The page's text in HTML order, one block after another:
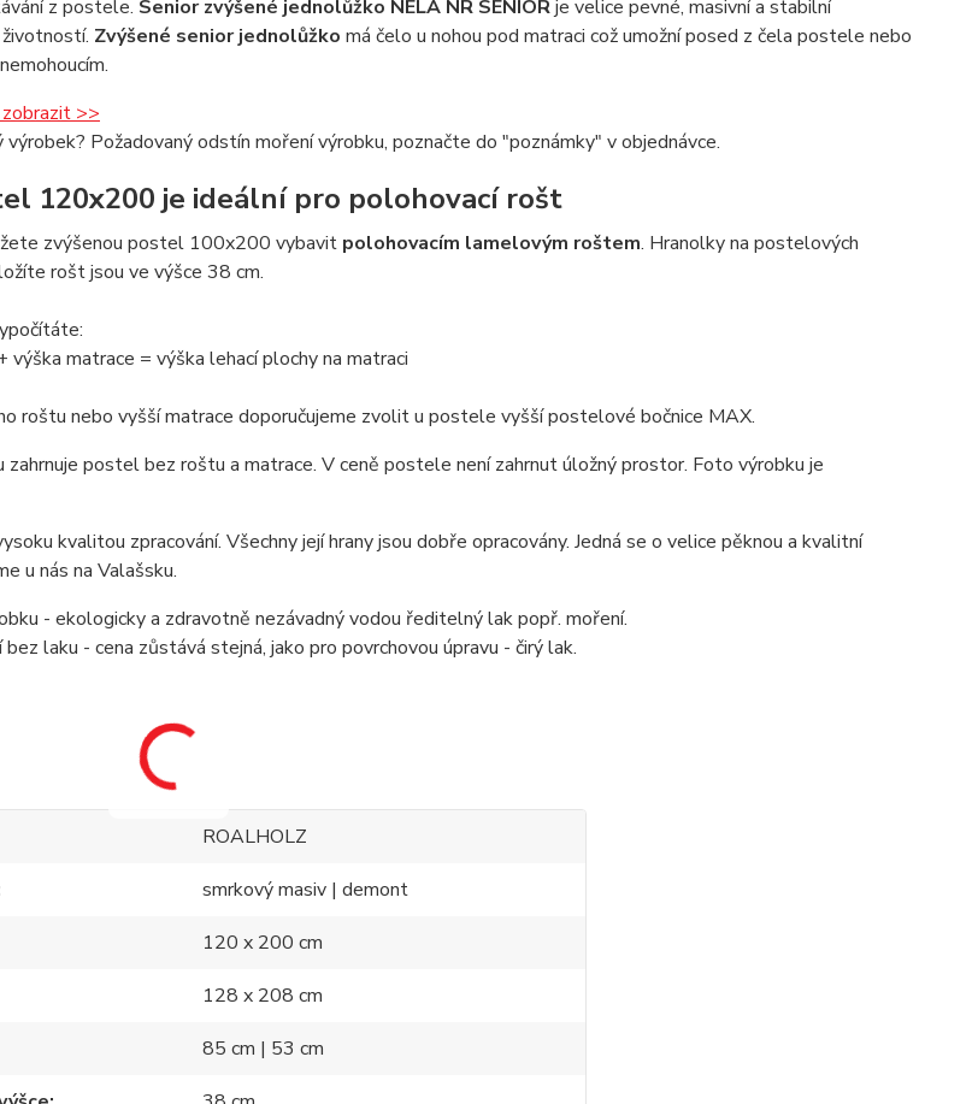
z postele. Senior zvýšené jednolůžko NELA NR SENIORje velice pevné, masivní a stabilní
Zvýšené senior jednolůžko má čelo u nohou pod matraci což umožní posed z čela postele nebo
>>
Požadovaný odstín moření výrobku, poznačte do "poznámky" v objednávce.
120x200 je ideální pro polohovací rošt
zvýšenou postel 100x200 vybavit polohovacím lamelovým roštem. Hranolky na postelových
rošt jsou ve výšce 38 cm.
matrace = výška lehací plochy na matraci
roštu nebo vyšší matrace doporučujeme zvolit u postele vyšší postelové bočnice MAX.
zahrnuje postel bez roštu a matrace. V ceně postele není zahrnut úložný prostor. Foto výrobku je
kvalitou zpracování. Všechny její hrany jsou dobře opracovány. Jedná se o velice pěknou a kvalitní
u nás na Valašsku.
- ekologicky a zdravotně nezávadný vodou ředitelný lak popř. moření.
laku - cena zůstává stejná, jako pro povrchovou úpravu - čirý lak.
ROALHOLZ
smrkový masiv | demont
120 x 200 cm
128 x 208 cm
85 cm | 53 cm